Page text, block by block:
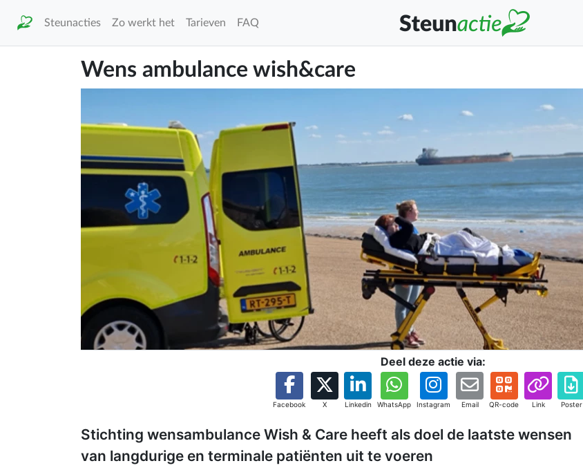
Steunacties Zo werkt het Tarieven FAQ
Wens ambulance wish&care
Deel deze actie via:
Facebook X Linkedin WhatsApp Instagram Email QR-code Link Poster
Stichting wensambulance Wish & Care heeft als doel de laatste wensen
van langdurige en terminale patiënten uit te voeren